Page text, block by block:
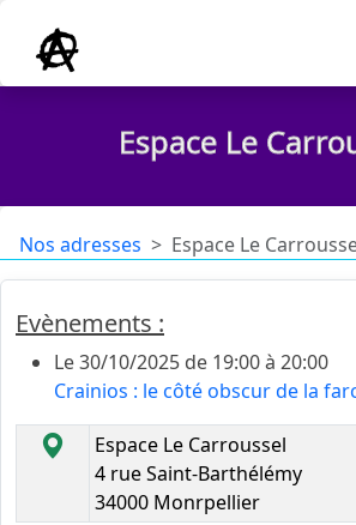
Espace Le
Nos adresses Espace Le
Evènements :
Le 30/10/2025 de 19:00 à 20:00
Crainios : le côté obscur de la
Espace Le Carroussel
4 rue Saint-Barthélémy
34000 Monrpellier